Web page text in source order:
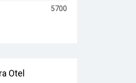
5700
Otel